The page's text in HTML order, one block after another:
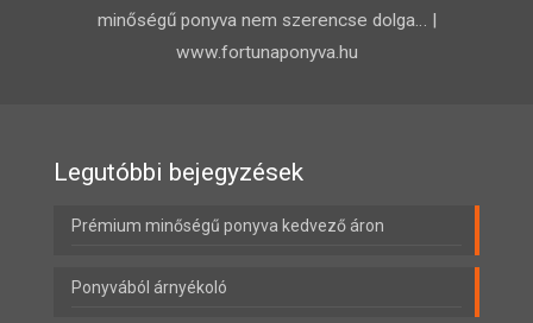
minőségű ponyva nem szerencse dolga… |
www.fortunaponyva.hu
Legutóbbi bejegyzések
Prémium minőségű ponyva kedvező áron
Ponyvából árnyékoló